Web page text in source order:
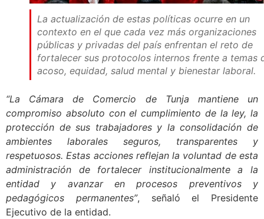
La actualización de estas políticas ocurre en un
contexto en el que cada vez más organizaciones
públicas y privadas del país enfrentan el reto de
fortalecer sus protocolos internos frente a temas
acoso, equidad, salud mental y bienestar laboral.
“La Cámara de Comercio de Tunja mantiene un
compromiso absoluto con el cumplimiento de la ley, la
protección de sus trabajadores y la consolidación de
ambientes laborales seguros, transparentes y
respetuosos. Estas acciones reflejan la voluntad de esta
administración de fortalecer institucionalmente a la
entidad y avanzar en procesos preventivos y
pedagógicos permanentes”, señaló el Presidente
Ejecutivo de la entidad.